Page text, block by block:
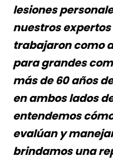
lesiones
nuestros
trabajaron como
para grandes
más de 60 años
en ambos lados
entendemos
evalúan y
brindamos una